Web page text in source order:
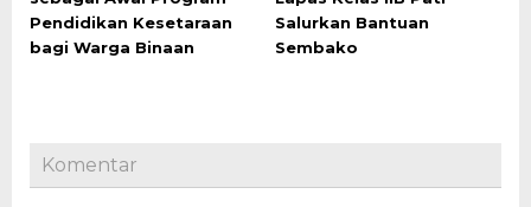
Pendidikan Kesetaraan
bagi Warga Binaan
Salurkan Bantuan
Sembako
Komentar